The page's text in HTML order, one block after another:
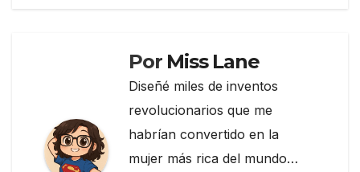
Por Miss Lane
Diseñé miles de inventos
revolucionarios que me
habrían convertido en la
mujer más rica del mundo…